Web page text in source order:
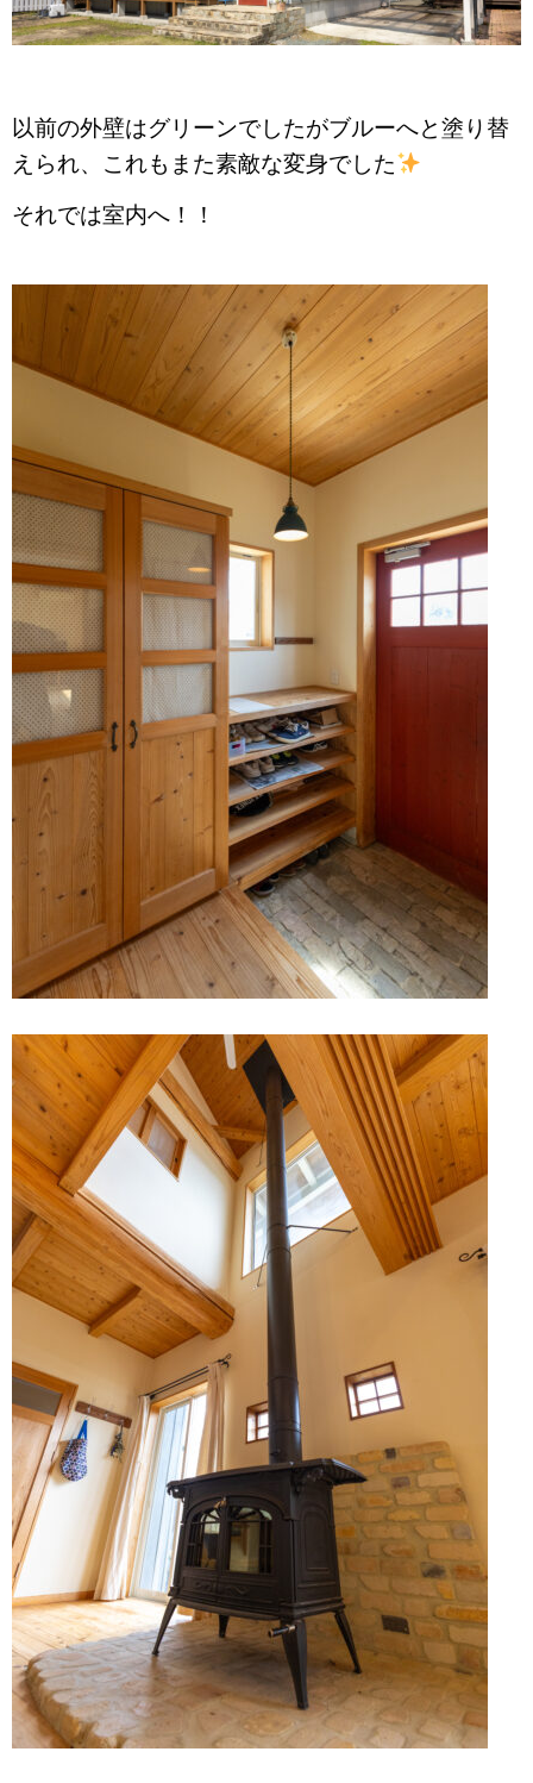
以前の外壁はグリーンでしたがブルーへと塗り替
えられ、 これもまた素敵な変身でした
それでは室内へ！！